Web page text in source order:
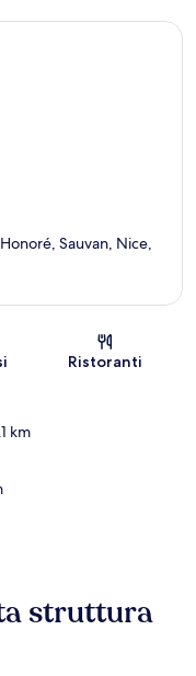
Sauvan, Nice,
Ristoranti
km
struttura